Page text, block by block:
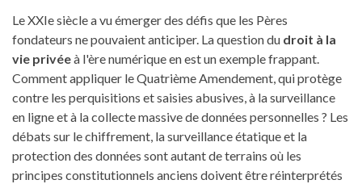
Le XXIe siècle a vu émerger des défis que les Pères
fondateurs ne pouvaient anticiper. La question du droit à la
vie privéeà l'ère numérique en est un exemple frappant.
Comment appliquer le Quatrième Amendement, qui protège
contre les perquisitions et saisies abusives, à la surveillance
en ligne et à la collecte massive de données personnelles ? Les
débats sur le chiffrement, la surveillance étatique et la
protection des données sont autant de terrains où les
principes constitutionnels anciens doivent être réinterprétés